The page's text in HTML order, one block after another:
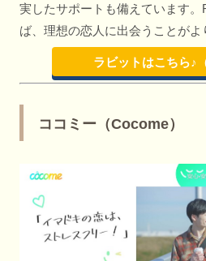
実したサポートも備えています。
ば、理想の恋人に出会うことがよ
ラビットはこちら♪
ココミー（Cocome）